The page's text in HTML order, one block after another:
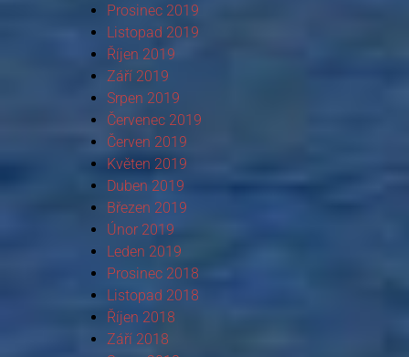
Prosinec 2019
Listopad 2019
Říjen 2019
Září 2019
Srpen 2019
Červenec 2019
Červen 2019
Květen 2019
Duben 2019
Březen 2019
Únor 2019
Leden 2019
Prosinec 2018
Listopad 2018
Říjen 2018
Září 2018